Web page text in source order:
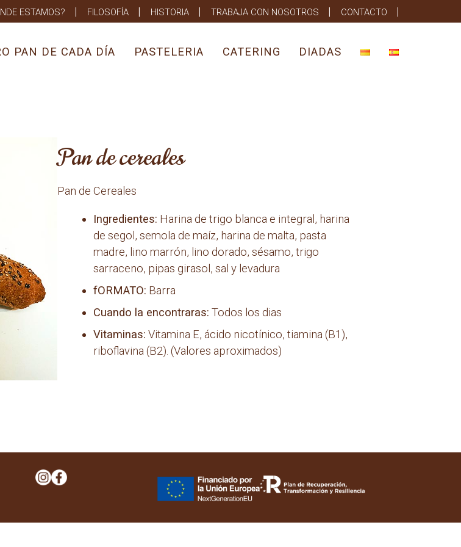
ESTAMOS? FILOSOFÍA HISTORIA TRABAJA CON NOSOTROS CONTACTO
PAN DE CADA DÍA PASTELERIA CATERING DIADAS
Pan de cereales
Pan de Cereales
Ingredientes: Harina de trigo blanca e integral, harina
de segol, semola de maíz, harina de malta, pasta
madre, lino marrón, lino dorado, sésamo, trigo
sarraceno, pipas girasol, sal y levadura
fORMATO: Barra
Cuando la encontraras: Todos los dias
Vitaminas: Vitamina E, ácido nicotínico, tiamina (B1),
riboflavina (B2). (Valores aproximados)